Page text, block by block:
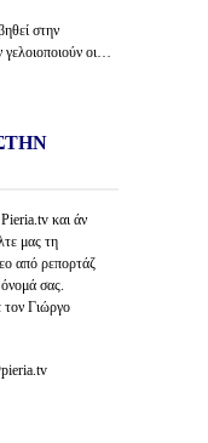
στην
οι…
και άν
μας τη
από ρεπορτάζ
σας.
τον Γιώργο